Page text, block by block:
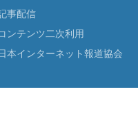
事配信
ンテンツ二次利用
本インターネット報道協会